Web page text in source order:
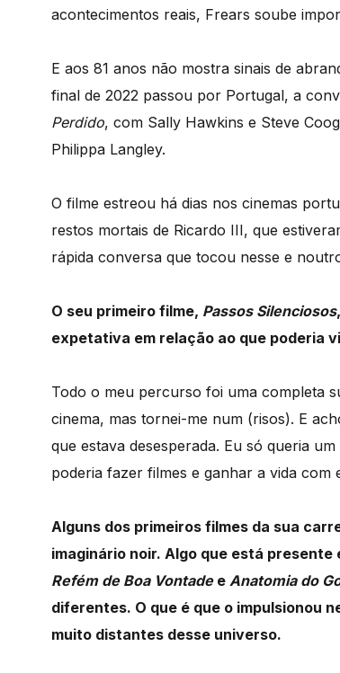
acontecimentos reais, Frears soube
E aos 81 anos não mostra sinais de
final de 2022 passou por Portugal, a
Perdido, com Sally Hawkins e Steve
Philippa Langley.
O filme estreou há dias nos cinemas
restos mortais de Ricardo III, que
rápida conversa que tocou nesse e
O seu primeiro filme, Passos Silenciosos
expetativa em relação ao que poderia
Todo o meu percurso foi uma completa
cinema, mas tornei-me num (risos). E
que estava desesperada. Eu só queria
poderia fazer filmes e ganhar a vida com
Alguns dos primeiros filmes da sua
imaginário noir. Algo que está presente
Refém de Boa Vontadee Anatomia do
diferentes. O que é que o impulsionou
muito distantes desse universo.